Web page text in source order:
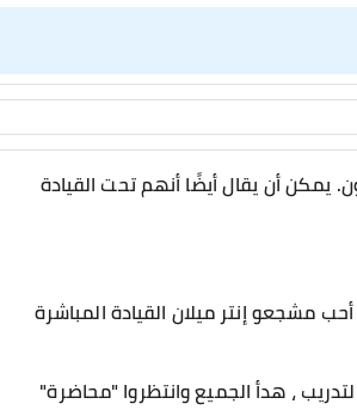
يمكن أن يقال أيضًا أنهم تحت القيادة
مشجعو إنتر ميلان القيادة المباشرة
، هدأ الجميع وانتظروا "محاضرة"